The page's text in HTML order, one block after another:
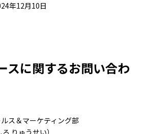
年12月10日
スに関するお問い合わ
ス＆マーケティング部